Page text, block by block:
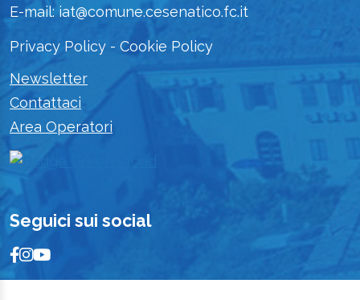
E-mail: iat@comune.cesenatico.fc.it
Privacy Policy - Cookie Policy
Newsletter
Contattaci
Area Operatori
Seguici sui social